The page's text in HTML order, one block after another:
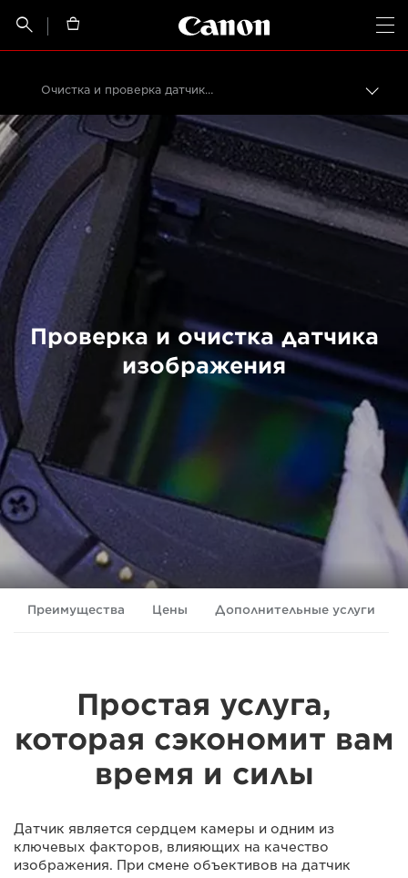
 
Canon Logo, back
Canon
Профессиональная фото- и видеосъемка
Обслуживание продуктов
Обслуживание продуктов
Очистка и проверка датчика изображения
Проверка и очистка датчика
изображения
Преимущества Цены Дополнительные услуги
Простая услуга,
которая сэкономит вам
время и силы
Датчик является сердцем камеры и одним из
ключевых факторов, влияющих на качество
изображения. При смене объективов на датчик